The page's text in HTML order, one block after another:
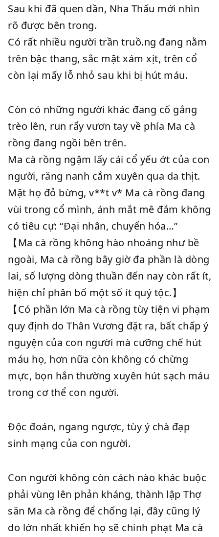
Sau khi đã quen dần, Nha Thấu mới nhìn
rõ được bên trong.
Có rất nhiều người trần truồ.ng đang nằm
trên bậc thang, sắc mặt xám xịt, trên cổ
còn lại mấy lỗ nhỏ sau khi bị hút máu.
Còn có những người khác đang cố gắng
trèo lên, run rẩy vươn tay về phía Ma cà
rồng đang ngồi bên trên.
Ma cà rồng ngậm lấy cái cổ yếu ớt của con
người, răng nanh cắm xuyên qua da thịt.
Mặt họ đỏ bừng, v**t v* Ma cà rồng đang
vùi trong cổ mình, ánh mắt mê đắm không
có tiêu cự: “Đại nhân, chuyển hóa…”
【Ma cà rồng không hào nhoáng như bề
ngoài, Ma cà rồng bây giờ đa phần là dòng
lai, số lượng dòng thuần đến nay còn rất ít,
hiện chỉ phân bố một số ít quý tộc.】
【Có phần lớn Ma cà rồng tùy tiện vi phạm
quy định do Thân Vương đặt ra, bất chấp ý
nguyện của con người mà cưỡng chế hút
máu họ, hơn nữa còn không có chừng
mực, bọn hắn thường xuyên hút sạch máu
trong cơ thể con người.
Độc đoán, ngang ngược, tùy ý chà đạp
sinh mạng của con người.
Con người không còn cách nào khác buộc
phải vùng lên phản kháng, thành lập Thợ
săn Ma cà rồng để chống lại, đây cũng lý
do lớn nhất khiến họ sẽ chinh phạt Ma cà